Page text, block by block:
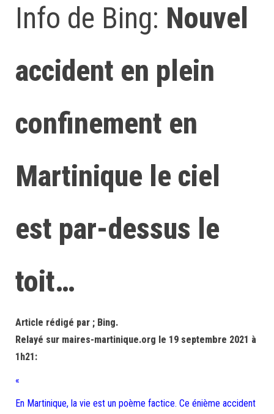
Info de Bing: Nouvel
accident en plein
confinement en
Martinique le ciel
est par-dessus le
toit…
Article rédigé par ; Bing.
Relayé sur maires-martinique.org le 19 septembre 2021 à
1h21:
«
En Martinique, la vie est un poème factice. Ce énième accident